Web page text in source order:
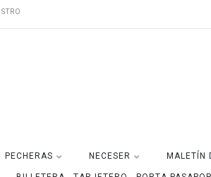
PECHERAS NECESER MALETÍN